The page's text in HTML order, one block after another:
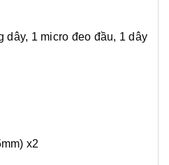
dây, 1 micro đeo đầu, 1 dây
x2